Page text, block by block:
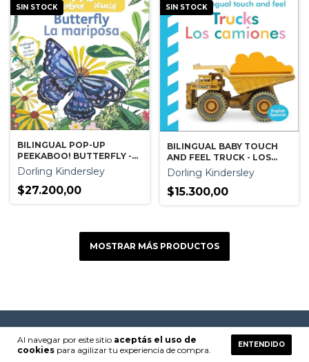
Al navegar por este sitio aceptás el uso de
cookies para agilizar tu experiencia de compra.
ENTENDIDO
SIN STOCK
BILINGUAL POP-UP
PEEKABOO! BUTTERFLY -
LA MARIPOSA
Dorling Kindersley
$27.200,00
SIN STOCK
BILINGUAL BABY TOUCH
AND FEEL TRUCK - LOS
CAMIONES
Dorling Kindersley
$15.300,00
MOSTRAR MÁS PRODUCTOS